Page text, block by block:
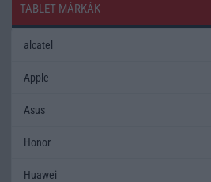
TABLET MÁRKÁK
alcatel
Apple
Asus
Honor
Huawei